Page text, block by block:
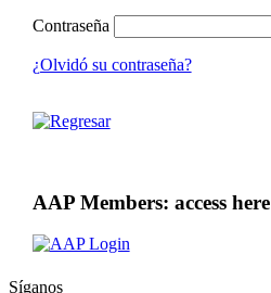
Contraseña
¿Olvidó su contraseña?
AAP Members: access here
Síganos